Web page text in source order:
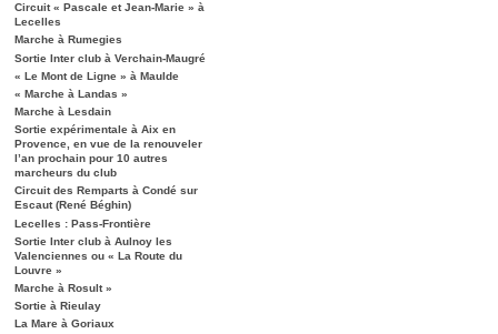
Circuit « Pascale et Jean-Marie » à
Lecelles
Marche à Rumegies
Sortie Inter club à Verchain-Maugré
« Le Mont de Ligne » à Maulde
« Marche à Landas »
Marche à Lesdain
Sortie expérimentale à Aix en
Provence, en vue de la renouveler
l’an prochain pour 10 autres
marcheurs du club
Circuit des Remparts à Condé sur
Escaut (René Béghin)
Lecelles : Pass-Frontière
Sortie Inter club à Aulnoy les
Valenciennes ou « La Route du
Louvre »
Marche à Rosult »
Sortie à Rieulay
La Mare à Goriaux